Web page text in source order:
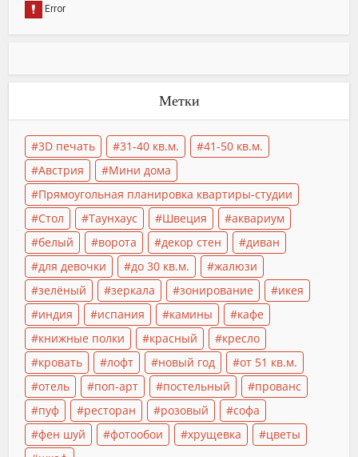
Метки
3D печать 31-40 кв.м.
41-50 кв.м.
Австрия
Мини дома
Прямоугольная планировка квартиры-студии
Стол
Таунхаус Швеция
аквариум
белый
ворота декор стен
диван
для девочки
до 30 кв.м.
жалюзи
зелёный
зеркала зонирование
икея
индия
испания камины
кафе
книжные полки
красный
кресло
кровать
лофт новый год
от 51 кв.м.
отель
поп-арт постельный
прованс
пуф
ресторан розовый
софа
фен шуй
фотообои хрущевка
цветы